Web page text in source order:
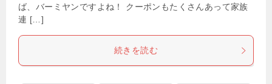
ば、バーミヤンですよね！ クーポンもたくさんあって家族
連 […]
続きを読む